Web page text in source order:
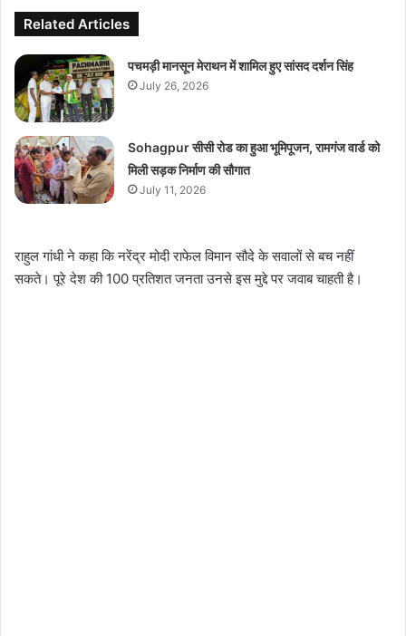
Related Articles
पचमड़ी मानसून मेराथन में शामिल हुए सांसद दर्शन सिंह
July 26, 2026
Sohagpur सीसी रोड का हुआ भूमिपूजन, रामगंज वार्ड को
मिली सड़क निर्माण की सौगात
July 11, 2026
राहुल गांधी ने कहा कि नरेंद्र मोदी राफेल विमान सौदे के सवालों से बच नहीं
सकते। पूरे देश की 100 प्रतिशत जनता उनसे इस मुद्दे पर जवाब चाहती है।